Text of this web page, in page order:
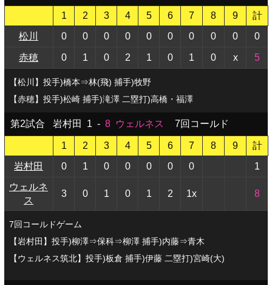
1 2 3 4 5 6 7 8 9
計
松川
0 0 0 0 0 0 0 0 0 0
赤穂 0 1 0 2 1 0 1 0 x 5
【松川】投手)橋本⇒林(飛) 捕手)牧野
【赤穂】投手)松崎 捕手)滝澤 二塁打)高橋・福澤
第2試合 岩村田 1 - 8 ウェルネス 7回コールド
1 2 3 4 5 6 7 8 9
計
岩村田
0 1 0 0 0 0 0
1
ウェルネ
ス
3 0 1 0 1 2 1x 8
7回コールドゲーム
【岩村田】投手)柳澤⇒保科⇒柳澤 捕手)内藤⇒青木
【ウェルネス筑北】投手)板倉 捕手)伊藤 二塁打)宮崎(大)